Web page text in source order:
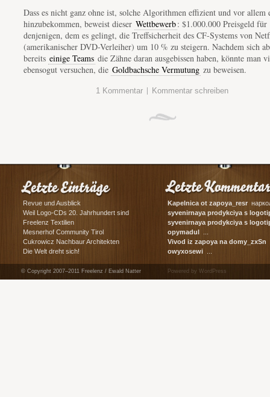
Dass es nicht ganz ohne ist, solche Algorithmen effizient und vor allem
hinzubekommen, beweist dieser Wettbewerb: $1.000.000 Preisgeld für
denjenigen, dem es gelingt, die Treffsicherheit des CF-Systems von
(amerikanischer DVD-Verleiher) um 10 % zu steigern. Nachdem sich
bereits einige Teams die Zähne daran ausgebissen haben, könnte man
ebensogut versuchen, die Goldbachsche Vermutung zu beweisen.
1 Kommentar | Kommentar schreiben
Revue und Ausblick
Weil Logo-CDs 20. Jahrhundert sind
Freelenz Textilien
Mesnerhof Community Tirol
Cukrowicz Nachbaur Architekten
Die Welt dreht sich!
Kapelnica ot zapoya_resr
syvenirnaya prodykciya s
сувенирная ...
syvenirnaya prodykciya s
корпоративные ...
opymadul
Vivod iz zapoya na domy_zxSn
owyxosewi
© Copyright 2007–2011 Freelenz / Ewald Natter Powered by WordPress